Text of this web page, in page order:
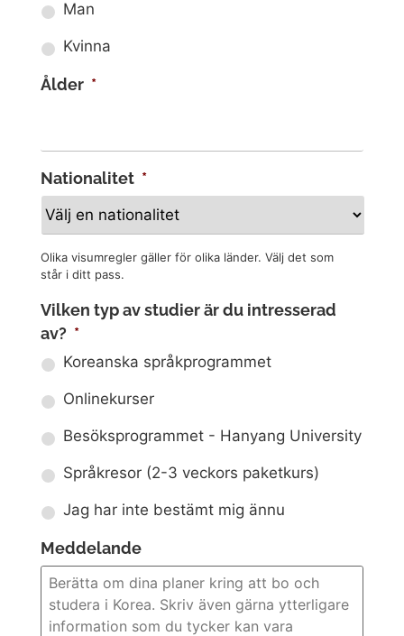
Man
Kvinna
Ålder *
Nationalitet *
Olika visumregler gäller för olika länder. Välj det som
står i ditt pass.
Vilken typ av studier är du intresserad
av? *
Koreanska språkprogrammet
Onlinekurser
Besöksprogrammet - Hanyang University
Språkresor (2-3 veckors paketkurs)
Jag har inte bestämt mig ännu
Meddelande